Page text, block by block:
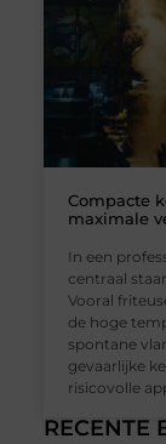
RECENTE
Compacte
maximale
In een
centraal
Vooral
de hoge
spontane
gevaarlijke
risicovolle